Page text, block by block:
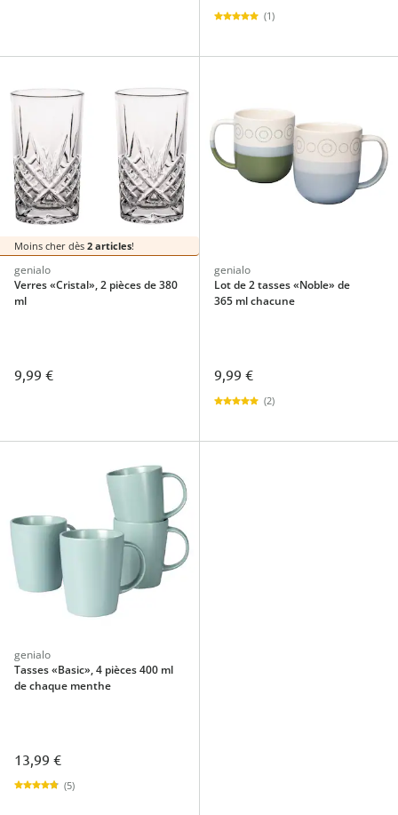
(1)
Moins cher dès 2 articles!
genialo
Verres «Cristal», 2 pièces de 380
ml
9,99 €
genialo
Lot de 2 tasses «Noble» de
365 ml chacune
9,99 €
(2)
genialo
Tasses «Basic», 4 pièces 400 ml
de chaque menthe
13,99 €
(5)